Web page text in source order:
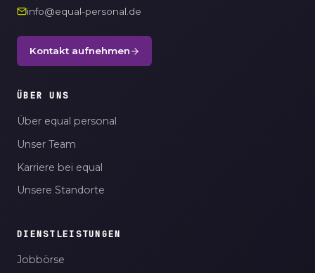
info@equal-personal.de
Kontakt aufnehmen
ÜBER UNS
Über equal personal
Unser Team
Karriere bei equal
Unsere Standorte
DIENSTLEISTUNGEN
Jobbörse